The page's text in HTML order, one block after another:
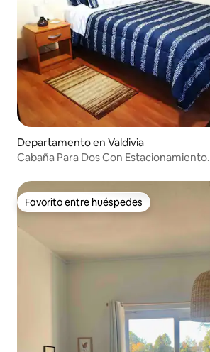
Departamento en Valdivia
Cabaña Para Dos Con Estacionamiento.
Favorito entre huéspedes
Favorito entre huéspedes